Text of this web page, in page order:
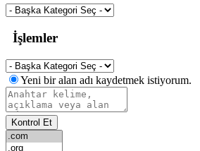
İşlemler
Yeni bir alan adı kaydetmek istiyorum.
Kontrol Et